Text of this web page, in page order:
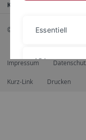
Kontaktinfo
© 2026 Eberhard Karls
Impressum
Kurz-Link Drucken
Essentiell
Videos